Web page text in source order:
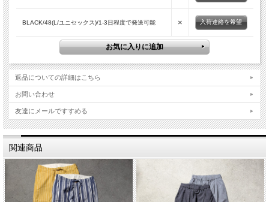
■商品スペック
生産国
JAPAN
BLACK/48(L/ユニセックス)/1-3日程度で発送可能 × 入荷連絡を希望
返品についての詳細はこちら
お問い合わせ
友達にメールですすめる
関連商品